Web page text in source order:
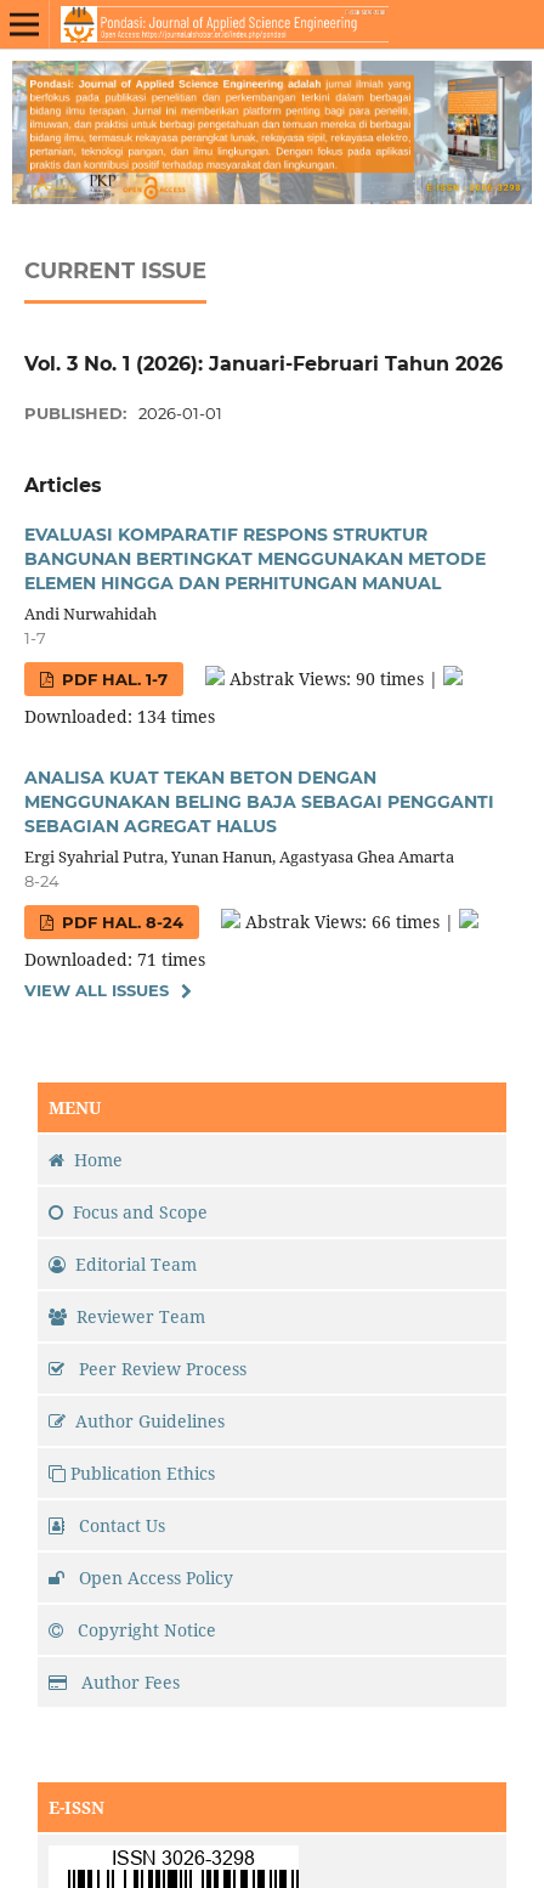
CURRENT ISSUE
Vol. 3 No. 1 (2026): Januari-Februari Tahun 2026
PUBLISHED: 2026-01-01
Articles
EVALUASI KOMPARATIF RESPONS STRUKTUR
BANGUNAN BERTINGKAT MENGGUNAKAN METODE
ELEMEN HINGGA DAN PERHITUNGAN MANUAL
Andi Nurwahidah
1-7
PDF HAL. 1-7
Abstrak Views: 90 times |
Downloaded: 134 times
ANALISA KUAT TEKAN BETON DENGAN
MENGGUNAKAN BELING BAJA SEBAGAI PENGGANTI
SEBAGIAN AGREGAT HALUS
Ergi Syahrial Putra, Yunan Hanun, Agastyasa Ghea Amarta
8-24
PDF HAL. 8-24
Abstrak Views: 66 times |
Downloaded: 71 times
VIEW ALL ISSUES
MENU
Home
Focus and Scope
Editorial Team
Reviewer Team
Peer Review Process
Author Guidelines
Publication Ethics
Contact Us
Open Access Policy
Copyright Notice
Author Fees
E-ISSN